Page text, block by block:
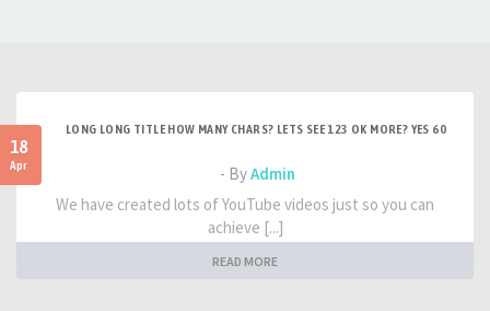
18
Apr
LONG LONG TITLE HOW MANY CHARS? LETS SEE 123 OK MORE? YES 60
- ByAdmin
We have created lots of YouTube videos just so you can
achieve [...]
READ MORE